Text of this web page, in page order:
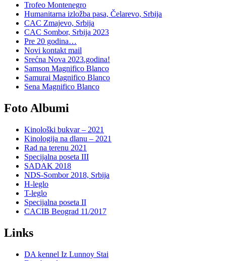
Trofeo Montenegro
Humanitarna izložba pasa, Čelarevo, Srbija
CAC Zmajevo, Srbija
CAC Sombor, Srbija 2023
Pre 20 godina…
Novi kontakt mail
Srećna Nova 2023.godina!
Samson Magnifico Blanco
Samurai Magnifico Blanco
Sena Magnifico Blanco
Foto Albumi
Kinološki bukvar – 2021
Kinologija na dlanu – 2021
Rad na terenu 2021
Specijalna poseta III
SADAK 2018
NDS-Sombor 2018, Srbija
H-leglo
T-leglo
Specijalna poseta II
CACIB Beograd 11/2017
Links
DA kennel Iz Lunnoy Stai